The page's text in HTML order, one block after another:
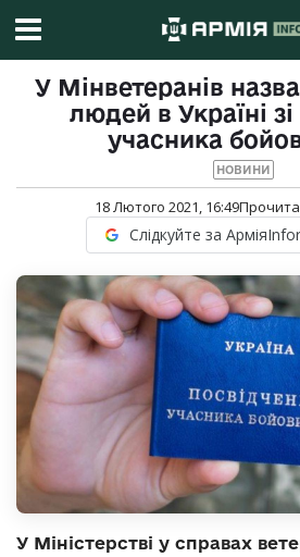
У Мінветеранів
людей в Україні
учасника
НОВИНИ
18 Лютого 2021, 16:49
Слідкуйте за
У Міністерстві у справах